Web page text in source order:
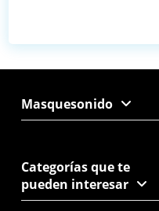
Masquesonido
Categorías que te
pueden interesar